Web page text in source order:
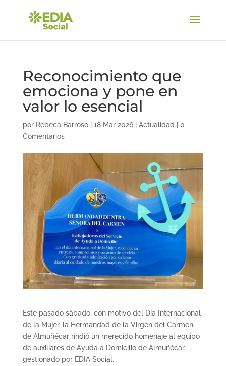
Reconocimiento que
emociona y pone en
valor lo esencial
por Rebeca Barroso| 18 Mar 2026| Actualidad
0
Comentarios
Este pasado sábado, con motivo del Día Internacional
de la Mujer, la Hermandad de la Virgen del Carmen
de Almuñécar rindió un merecido homenaje al equipo
de auxiliares de Ayuda a Domicilio de Almuñécar,
gestionado por EDIA Social.